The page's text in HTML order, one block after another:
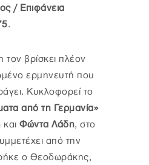
/ Επιφάνεια
.
τον βρίσκει πλέον
ερμηνευτή που
Κυκλοφορεί το
από τη Γερμανία»
και Φώντα Λάδη, στο
από την
ο Θεοδωράκης,